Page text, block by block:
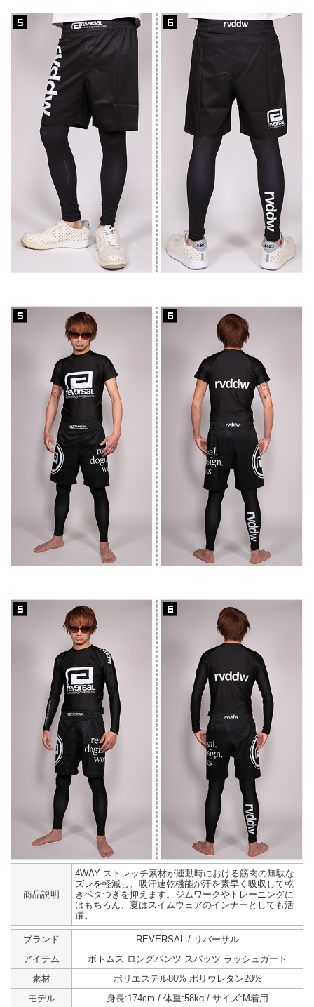
商品説明
4WAY ストレッチ素材が運動時における筋肉の無駄な
ズレを軽減し、吸汗速乾機能が汗を素早く吸収して乾
きベタつきを抑えます。ジムワークやトレーニングに
はもちろん、夏はスイムウェアのインナーとしても活
躍。
ブランド
REVERSAL / リバーサル
アイテム
ボトムス ロングパンツ スパッツ ラッシュガード
素材
ポリエステル80% ポリウレタン20%
モデル
身長:174cm / 体重:58kg / サイズ:M着用